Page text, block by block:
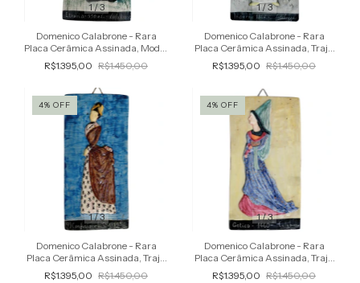
1/3
Domenico Calabrone - Rara
Placa Cerâmica Assinada, Moda,
Traje Etrusco - Etrúria, 550 aC,
Relevo
R$1.395,00 R$1.450,00
1/3
Domenico Calabrone - Rara
Placa Cerâmica Assinada, Traje,
Moda Império 1807, Relevo
R$1.395,00 R$1.450,00
1/3
4% OFF
Domenico Calabrone - Rara
Placa Cerâmica Assinada, Traje,
Moda Confusão - 1882, Relevo
R$1.395,00 R$1.450,00
1/3
4% OFF
Domenico Calabrone - Rara
Placa Cerâmica Assinada, Traje,
Moda Gotico 1460, Relevo
R$1.395,00 R$1.450,00